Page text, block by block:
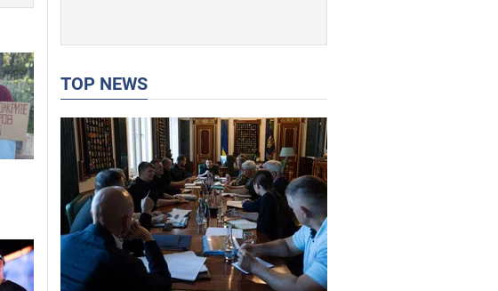
TOP NEWS